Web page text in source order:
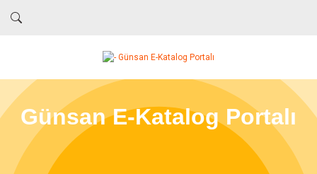
Günsan E-Katalog Portalı